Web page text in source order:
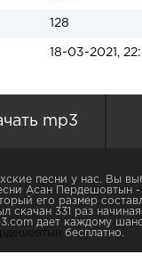
128
18-03-2021,
mp3
песни у нас. Вы
Асан Пердешовтын
его размер
скачан 331 раз начиная
дает каждому
бесплатно.